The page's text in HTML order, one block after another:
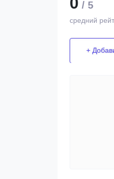
/ 5
средний
+